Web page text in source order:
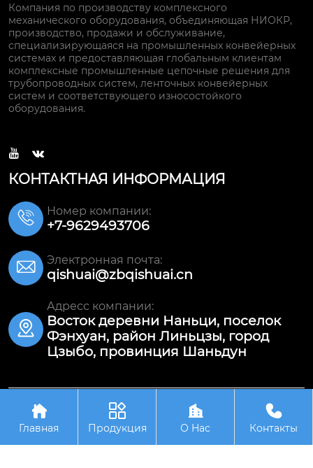
Компания по производству комплексного
механического оборудования, объединяющая НИОКР,
производство, продажи и обслуживание,
специализирующаяся на промышленных конвейерных
системах и предоставляющая глобальным клиентам
комплексные промышленные цепочные решения для
трубопроводных систем, ленточных конвейерных
систем и соответствующего износостойкого
оборудования.
 
КОНТАКТНАЯ ИНФОРМАЦИЯ
 Номер компании:
+7-9629493706
 Электронная почта:
qishuai@zbqishuai.cn

Адресс компании:
Восток деревни Наньци, поселок
Фэнхуан, район Линьцзы, город
Цзыбо, провинция Шаньдун
Авторское право©ООО Шаньдун Цишуай
Износостойкое Оборудование

Главная

Продукция

О Hас

Контакты